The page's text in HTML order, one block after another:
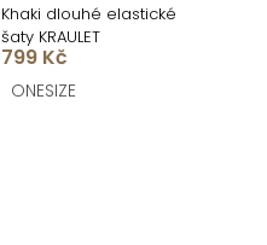
Khaki dlouhé elastické
šaty KRAULET
799 Kč
ONESIZE